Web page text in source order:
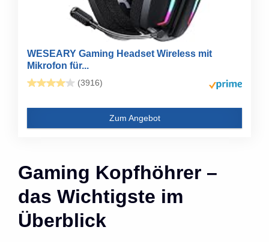
WESEARY Gaming Headset Wireless mit
Mikrofon für...
(3916)
Zum Angebot
Gaming Kopfhöhrer –
das Wichtigste im
Überblick